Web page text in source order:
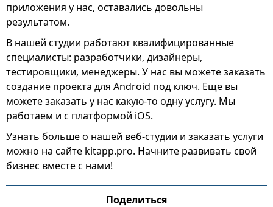
приложения у нас, оставались довольны
результатом.
В нашей студии работают квалифицированные
специалисты: разработчики, дизайнеры,
тестировщики, менеджеры. У нас вы можете заказать
создание проекта для Android под ключ. Еще вы
можете заказать у нас какую-то одну услугу. Мы
работаем и с платформой iOS.
Узнать больше о нашей веб-студии и заказать услуги
можно на сайте kitapp.pro. Начните развивать свой
бизнес вместе с нами!
Поделиться